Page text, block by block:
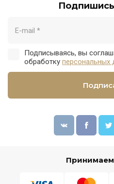
Подписываясь, вы
обработку персональных
Принимаем